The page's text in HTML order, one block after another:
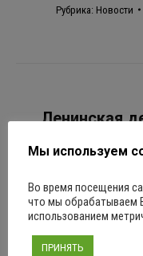
Рубрика: Новости
по
записям
Ленинская
приглашает
24 апреля 2025
зале “Орион”
Мы используем
Во время посещения
что мы обрабатываем
использованием
ПРИНЯТЬ